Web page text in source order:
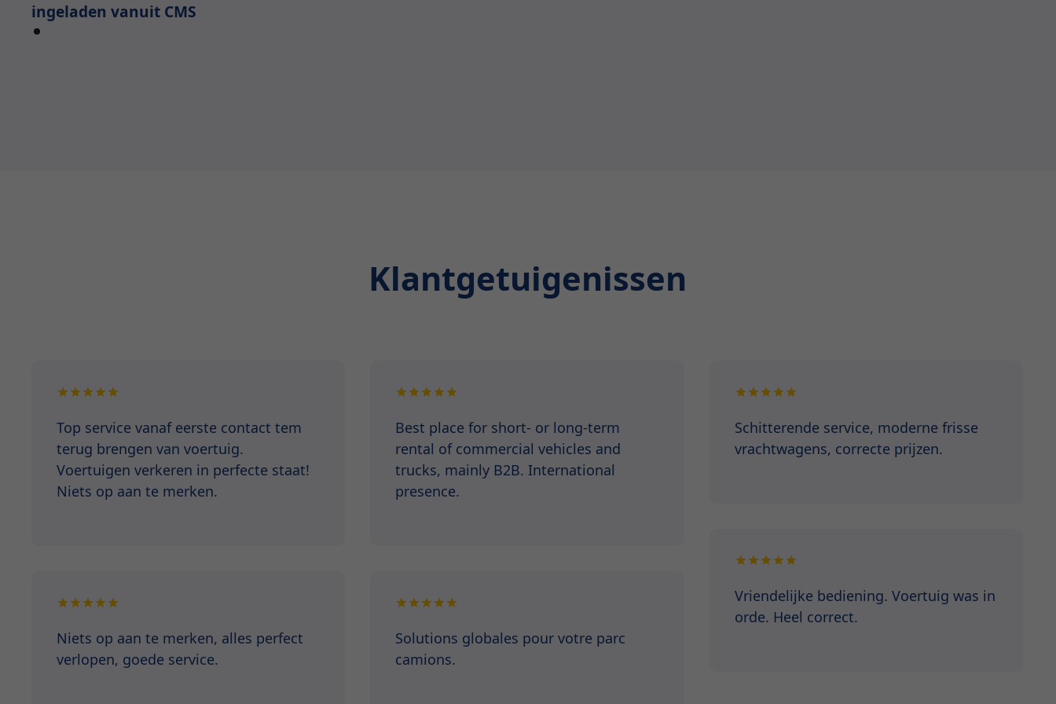
ingeladen vanuit CMS
Klantgetuigenissen
Top service vanaf eerste contact tem
terug brengen van voertuig.
Voertuigen verkeren in perfecte staat!
Niets op aan te merken.
Niets op aan te merken, alles perfect
verlopen, goede service.
Best place for short- or long-term
rental of commercial vehicles and
trucks, mainly B2B. International
presence.
Solutions globales pour votre parc
camions.
Schitterende service, moderne frisse
vrachtwagens, correcte prijzen.
Vriendelijke bediening. Voertuig was in
orde. Heel correct.